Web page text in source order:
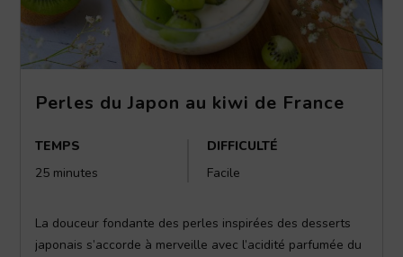
Perles du Japon au kiwi de France
TEMPS
25 minutes
DIFFICULTÉ
Facile
La douceur fondante des perles inspirées des desserts
japonais s’accorde à merveille avec l’acidité parfumée du